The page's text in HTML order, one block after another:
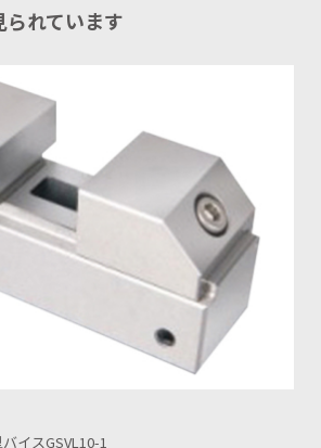
れています
ン
イスGSVC100